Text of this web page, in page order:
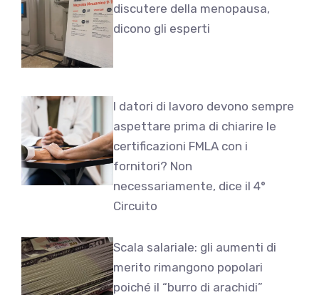
discutere della menopausa,
dicono gli esperti
I datori di lavoro devono sempre
aspettare prima di chiarire le
certificazioni FMLA con i
fornitori? Non
necessariamente, dice il 4°
Circuito
Scala salariale: gli aumenti di
merito rimangono popolari
poiché il “burro di arachidi”